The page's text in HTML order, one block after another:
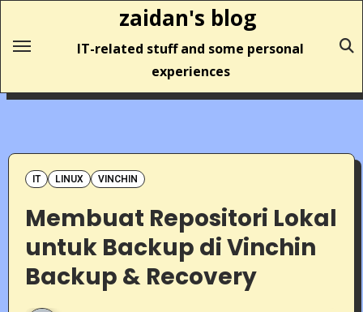
content
zaidan's blog
IT-related stuff and some personal
experiences
IT LINUX VINCHIN
Membuat Repositori Lokal
untuk Backup di Vinchin
Backup & Recovery